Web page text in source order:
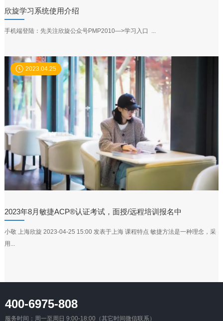
欣旋学习系统使用介绍
手机端登陆：先关注欣旋公众号PMP2010—>学习入口 ...
2023.04.25
2023年8月敏捷ACP®认证考试，面授/远程培训报名中
小敬 上海欣旋 2023-04-25 15:00 发表于上海 课程特点 敏捷方法是一种理念，采
用...
400-6975-808
服务时间：周一至周日 9:00-18:00（其它时间微信联系）